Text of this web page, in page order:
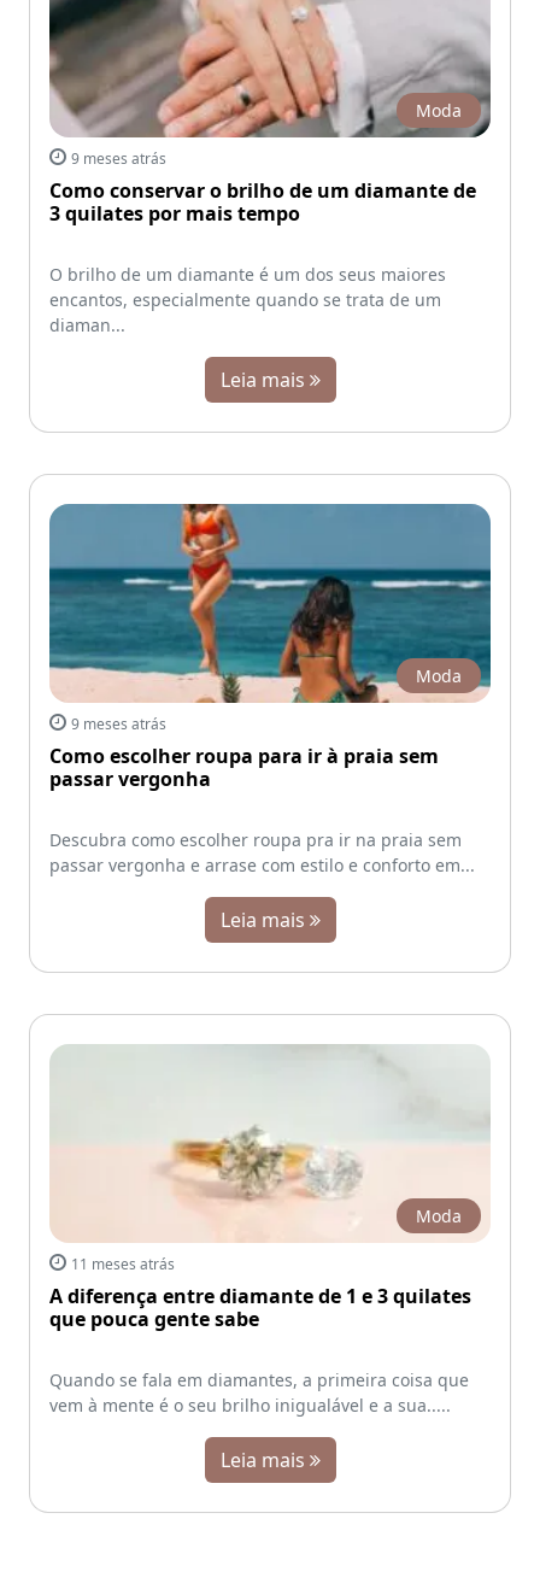
Moda
9 meses atrás
Como conservar o brilho de um diamante de
3 quilates por mais tempo
O brilho de um diamante é um dos seus maiores
encantos, especialmente quando se trata de um
diaman...
Leia mais
Moda
9 meses atrás
Como escolher roupa para ir à praia sem
passar vergonha
Descubra como escolher roupa pra ir na praia sem
passar vergonha e arrase com estilo e conforto em...
Leia mais
Moda
11 meses atrás
A diferença entre diamante de 1 e 3 quilates
que pouca gente sabe
Quando se fala em diamantes, a primeira coisa que
vem à mente é o seu brilho inigualável e a sua.....
Leia mais